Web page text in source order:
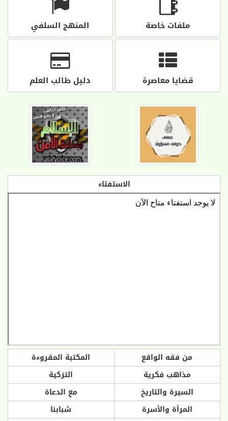
ملفات خاصة المنهج السلفي
قضايا معاصرة دليل طالب العلم
الاستفتاء
من فقه الواقع
المكتبة المقروءة
مذاهب فكرية
التزكية
السيرة والتاريخ
مع الدعاة
المرأة والأسرة
شبابنا